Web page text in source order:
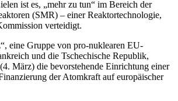
ist es, „mehr zu tun“ im Bereich der
(SMR) – einer Reaktortechnologie,
verteidigt.
eine Gruppe von pro-nuklearen EU-
und die Tschechische Republik,
März) die bevorstehende Einrichtung einer
der Atomkraft auf europäischer